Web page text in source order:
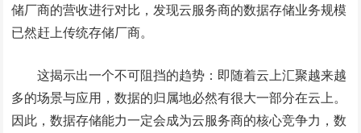
储厂商的营收进行对比，发现云服务商的数据存储业务规模
已然赶上传统存储厂商。
这揭示出一个不可阻挡的趋势：即随着云上汇聚越来越
多的场景与应用，数据的归属地必然有很大一部分在云上。
因此，数据存储能力一定会成为云服务商的核心竞争力，数